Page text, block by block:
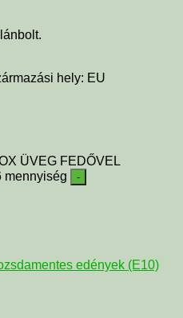
hely: EU
ÜVEG FEDŐVEL
mennyiség
-
edények (E10)